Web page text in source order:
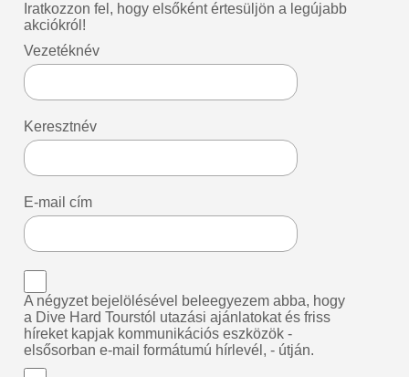
Iratkozzon fel, hogy elsőként értesüljön a legújabb
akciókról!
Vezetéknév
Keresztnév
E-mail cím
A négyzet bejelölésével beleegyezem abba, hogy
a Dive Hard Tourstól utazási ajánlatokat és friss
híreket kapjak kommunikációs eszközök -
elsősorban e-mail formátumú hírlevél, - útján.